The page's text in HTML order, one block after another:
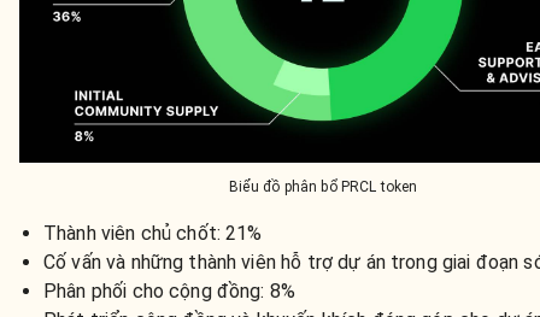
Biểu đồ phân bổ PRCL token
Thành viên chủ chốt: 21%
Cố vấn và những thành viên hỗ trợ dự án trong giai đoạn
Phân phối cho cộng đồng: 8%